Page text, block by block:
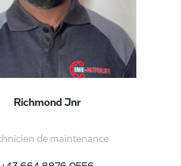
Richmond Jnr
de maintenance